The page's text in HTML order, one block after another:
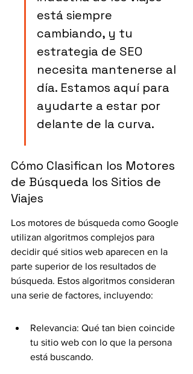
está siempre
cambiando, y tu
estrategia de SEO
necesita mantenerse al
día. Estamos aquí para
ayudarte a estar por
delante de la curva.
Cómo Clasifican los Motores
de Búsqueda los Sitios de
Viajes
Los motores de búsqueda como Google
utilizan algoritmos complejos para
decidir qué sitios web aparecen en la
parte superior de los resultados de
búsqueda. Estos algoritmos consideran
una serie de factores, incluyendo:
Relevancia: Qué tan bien coincide
tu sitio web con lo que la persona
está buscando.